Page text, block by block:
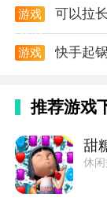
游戏
可以拉
游戏
快手起
推荐游戏
甜
休